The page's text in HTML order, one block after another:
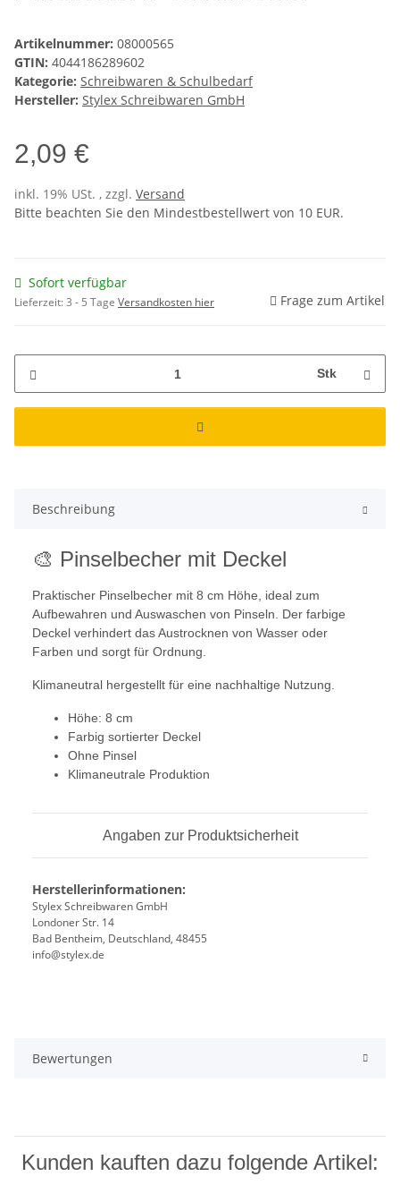
Artikelnummer: 08000565
GTIN: 4044186289602
Kategorie: Schreibwaren & Schulbedarf
Hersteller: Stylex Schreibwaren GmbH
2,09 €
inkl. 19% USt. , zzgl. Versand
Bitte beachten Sie den Mindestbestellwert von 10 EUR.
Sofort verfügbar
Lieferzeit:3 - 5 Tage Versandkosten hier Frage zum Artikel
Stk
Beschreibung
🎨 Pinselbecher mit Deckel
Praktischer Pinselbecher mit 8 cm Höhe, ideal zum
Aufbewahren und Auswaschen von Pinseln. Der farbige
Deckel verhindert das Austrocknen von Wasser oder
Farben und sorgt für Ordnung.
Klimaneutral hergestellt für eine nachhaltige Nutzung.
Höhe: 8 cm
Farbig sortierter Deckel
Ohne Pinsel
Klimaneutrale Produktion
Angaben zur Produktsicherheit
Herstellerinformationen:
Stylex Schreibwaren GmbH
Londoner Str. 14
Bad Bentheim, Deutschland, 48455
info@stylex.de
Bewertungen
Kunden kauften dazu folgende Artikel: